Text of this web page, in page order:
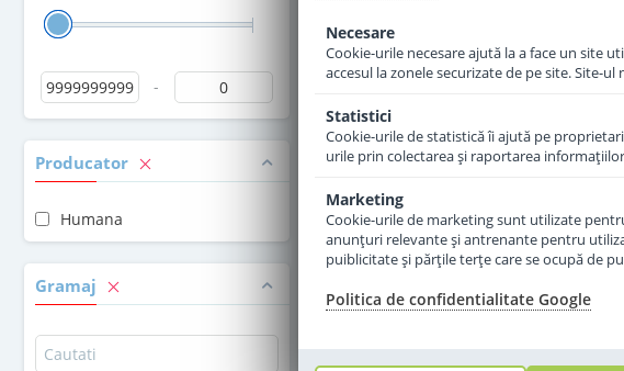
-
Producator
Humana
Gramaj
Necesare
Cookie-urile necesare ajută la a face un site
accesul la zonele securizate de pe site. Site-
Statistici
Cookie-urile de statistică îi ajută pe
urile prin colectarea şi raportarea
Marketing
Cookie-urile de marketing sunt utilizate
anunţuri relevante şi antrenante pentru
puiblicitate şi părţile terţe care se ocupă de
Politica de confidentialitate Google